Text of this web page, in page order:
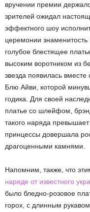
вручении премии
зрителей ожидал
эффектного шоу
церемонии
голубое блестящее
высоким воротником из
звезда появилась вместе
Блю Айви, которой
годика. Для своей
платье со шлейфом,
такого наряда
принцессы довершала
драгоценными камнями.
Напомним, также, что
наряде от известного
было бледно-розовое
горох, с длинным